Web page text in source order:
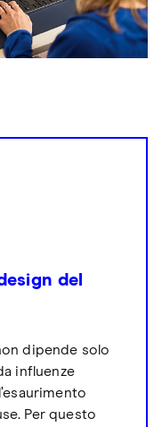
del
dipende solo
influenze
Per questo